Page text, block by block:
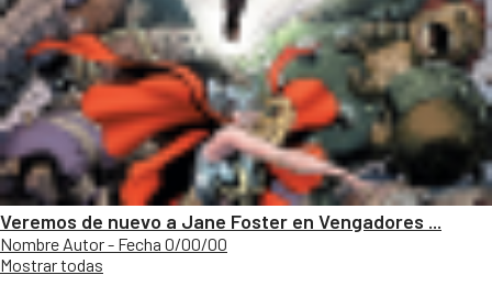
Veremos de nuevo a Jane Foster en Vengadores ...
Nombre Autor - Fecha 0/00/00
Mostrar todas